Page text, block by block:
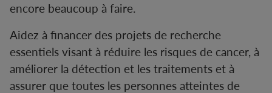
encore beaucoup à faire.
Aidez à financer des projets de recherche
essentiels visant à réduire les risques de cancer, à
améliorer la détection et les traitements et à
assurer que toutes les personnes atteintes de